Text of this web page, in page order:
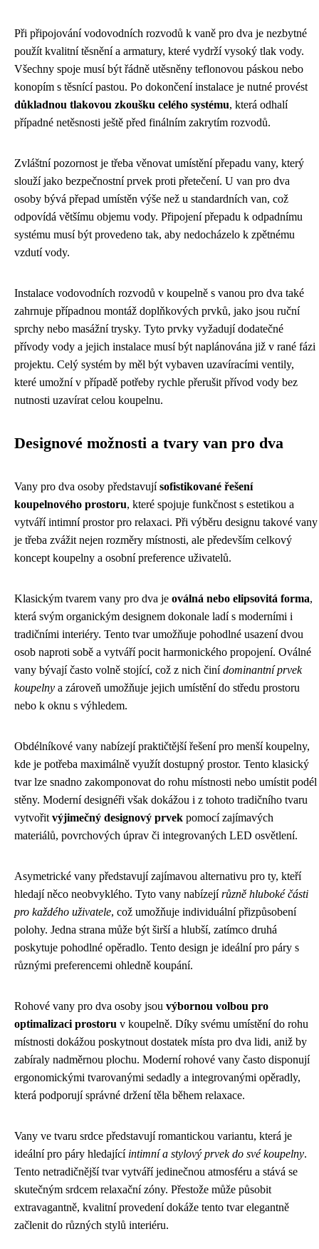
Při připojování vodovodních rozvodů k vaně pro dva je nezbytné
použít kvalitní těsnění a armatury, které vydrží vysoký tlak vody.
Všechny spoje musí být řádně utěsněny teflonovou páskou nebo
konopím s těsnící pastou. Po dokončení instalace je nutné provést
důkladnou tlakovou zkoušku celého systému, která odhalí
případné netěsnosti ještě před finálním zakrytím rozvodů.
Zvláštní pozornost je třeba věnovat umístění přepadu vany, který
slouží jako bezpečnostní prvek proti přetečení. U van pro dva
osoby bývá přepad umístěn výše než u standardních van, což
odpovídá většímu objemu vody. Připojení přepadu k odpadnímu
systému musí být provedeno tak, aby nedocházelo k zpětnému
vzdutí vody.
Instalace vodovodních rozvodů v koupelně s vanou pro dva také
zahrnuje případnou montáž doplňkových prvků, jako jsou ruční
sprchy nebo masážní trysky. Tyto prvky vyžadují dodatečné
přívody vody a jejich instalace musí být naplánována již v rané fázi
projektu. Celý systém by měl být vybaven uzavíracími ventily,
které umožní v případě potřeby rychle přerušit přívod vody bez
nutnosti uzavírat celou koupelnu.
Designové možnosti a tvary van pro dva
Vany pro dva osoby představujísofistikované řešení
koupelnového prostoru, které spojuje funkčnost s estetikou a
vytváří intimní prostor pro relaxaci. Při výběru designu takové vany
je třeba zvážit nejen rozměry místnosti, ale především celkový
koncept koupelny a osobní preference uživatelů.
Klasickým tvarem vany pro dva je oválná nebo elipsovitá forma,
která svým organickým designem dokonale ladí s moderními i
tradičními interiéry. Tento tvar umožňuje pohodlné usazení dvou
osob naproti sobě a vytváří pocit harmonického propojení. Oválné
vany bývají často volně stojící, což z nich činídominantní prvek
koupelny a zároveň umožňuje jejich umístění do středu prostoru
nebo k oknu s výhledem.
Obdélníkové vany nabízejí praktičtější řešení pro menší koupelny,
kde je potřeba maximálně využít dostupný prostor. Tento klasický
tvar lze snadno zakomponovat do rohu místnosti nebo umístit podél
stěny. Moderní designéři však dokážou i z tohoto tradičního tvaru
vytvořit výjimečný designový prvek pomocí zajímavých
materiálů, povrchových úprav či integrovaných LED osvětlení.
Asymetrické vany představují zajímavou alternativu pro ty, kteří
hledají něco neobvyklého. Tyto vany nabízejírůzně hluboké části
pro každého uživatele, což umožňuje individuální přizpůsobení
polohy. Jedna strana může být širší a hlubší, zatímco druhá
poskytuje pohodlné opěradlo. Tento design je ideální pro páry s
různými preferencemi ohledně koupání.
Rohové vany pro dva osoby jsou výbornou volbou pro
optimalizaci prostoru v koupelně. Díky svému umístění do rohu
místnosti dokážou poskytnout dostatek místa pro dva lidi, aniž by
zabíraly nadměrnou plochu. Moderní rohové vany často disponují
ergonomickými tvarovanými sedadly a integrovanými opěradly,
která podporují správné držení těla během relaxace.
Vany ve tvaru srdce představují romantickou variantu, která je
ideální pro páry hledající intimní a stylový prvek do své koupelny.
Tento netradičnější tvar vytváří jedinečnou atmosféru a stává se
skutečným srdcem relaxační zóny. Přestože může působit
extravagantně, kvalitní provedení dokáže tento tvar elegantně
začlenit do různých stylů interiéru.